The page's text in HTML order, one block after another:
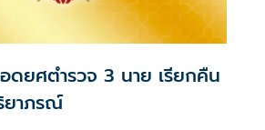
ดยศตำรวจ 3 นาย เรียกคืน
ยาภรณ์